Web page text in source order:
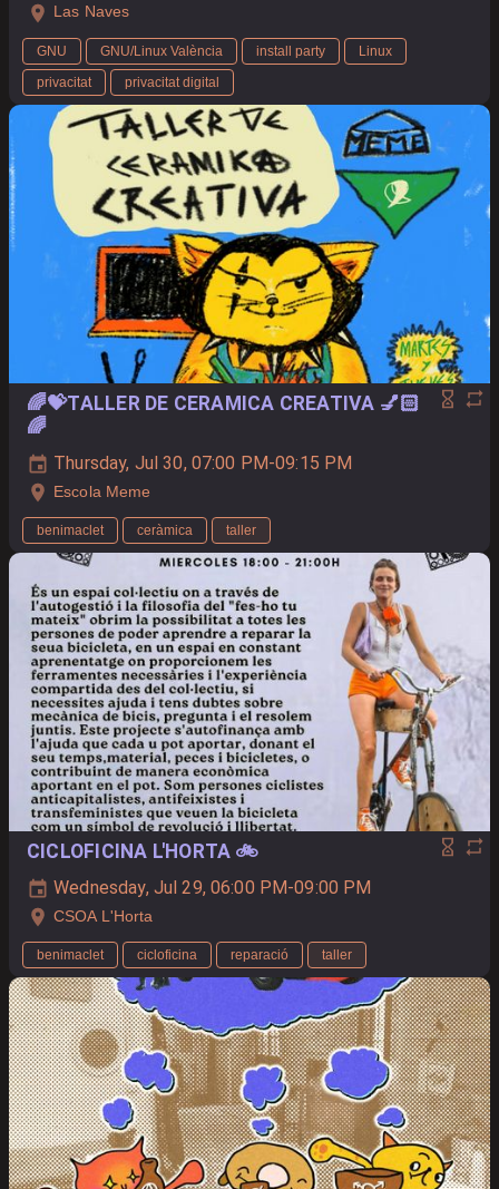
Las Naves
GNU GNU/Linux València install party
Linux
privacitat
privacitat digital
🌈💝TALLER DE CERAMICA CREATIVA 💅🏻
🌈
Thursday, Jul 30, 07:00 PM-09:15 PM
Escola Meme
benimaclet ceràmica taller
CICLOFICINA L'HORTA 🚲
Wednesday, Jul 29, 06:00 PM-09:00 PM
CSOA L'Horta
benimaclet cicloficina reparació taller